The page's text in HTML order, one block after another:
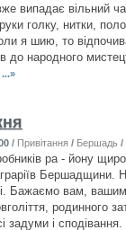
випадає вільний
голку, нитки,
я шию, то
до народного
...»
/ Привітання / Бершадь /
ра - йону
Бершадщини.
Бажаємо вам,
родинного
задуми і